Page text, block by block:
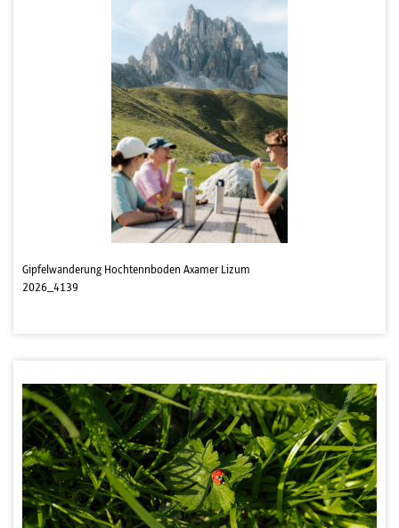
Gipfelwanderung Hochtennboden Axamer Lizum
2026_4139